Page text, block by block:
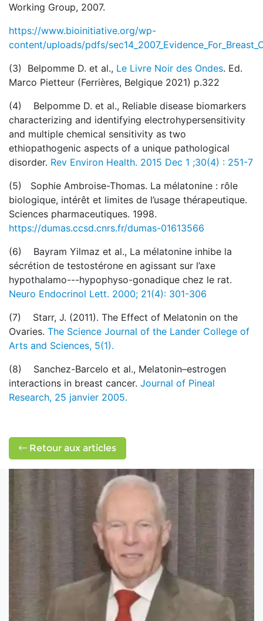
Working Group, 2007.
https://www.bioinitiative.org/wp-
content/uploads/pdfs/
(3) Belpomme D. et al., Le Livre Noir des Ondes. Ed.
Marco Pietteur (Ferrières, Belgique 2021) p.322
(4) Belpomme D. et al., Reliable disease biomarkers
characterizing and identifying electrohypersensitivity
and multiple chemical sensitivity as two
ethiopathogenic aspects of a unique pathological
disorder. Rev Environ Health. 2015 Dec 1 ;30(4) : 251-7
(5) Sophie Ambroise-Thomas. La mélatonine : rôle
biologique, intérêt et limites de l’usage thérapeutique.
Sciences pharmaceutiques. 1998.
https://dumas.ccsd.cnrs.fr/dumas-01613566
(6) Bayram Yilmaz et al., La mélatonine inhibe la
sécrétion de testostérone en agissant sur l’axe
hypothalamo---hypophyso-gonadique chez le rat.
Neuro Endocrinol Lett. 2000; 21(4): 301-306
(7) Starr, J. (2011). The Effect of Melatonin on the
Ovaries. The Science Journal of the Lander College of
Arts and Sciences, 5(1).
(8) Sanchez-Barcelo et al., Melatonin–estrogen
interactions in breast cancer. Journal of Pineal
Research, 25 janvier 2005.
Retour aux articles